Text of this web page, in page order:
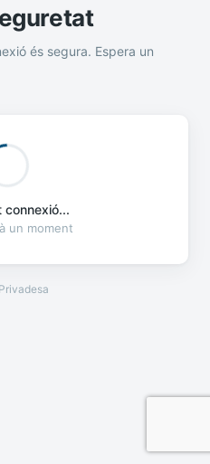
és segura. Espera un
connexió...
un moment
Privadesa